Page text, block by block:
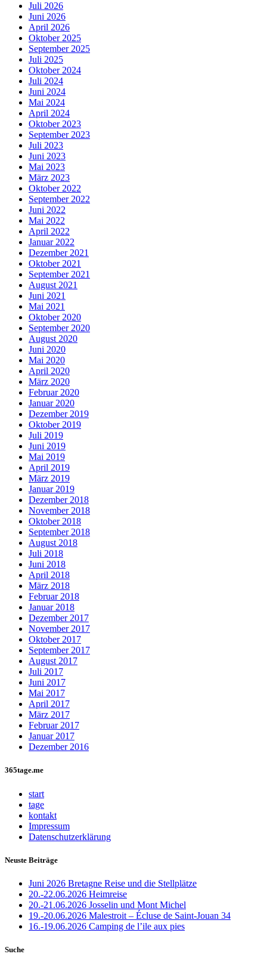
Juli 2026
Juni 2026
April 2026
Oktober 2025
September 2025
Juli 2025
Oktober 2024
Juli 2024
Juni 2024
Mai 2024
April 2024
Oktober 2023
September 2023
Juli 2023
Juni 2023
Mai 2023
März 2023
Oktober 2022
September 2022
Juni 2022
Mai 2022
April 2022
Januar 2022
Dezember 2021
Oktober 2021
September 2021
August 2021
Juni 2021
Mai 2021
Oktober 2020
September 2020
August 2020
Juni 2020
Mai 2020
April 2020
März 2020
Februar 2020
Januar 2020
Dezember 2019
Oktober 2019
Juli 2019
Juni 2019
Mai 2019
April 2019
März 2019
Januar 2019
Dezember 2018
November 2018
Oktober 2018
September 2018
August 2018
Juli 2018
Juni 2018
April 2018
März 2018
Februar 2018
Januar 2018
Dezember 2017
November 2017
Oktober 2017
September 2017
August 2017
Juli 2017
Juni 2017
Mai 2017
April 2017
März 2017
Februar 2017
Januar 2017
Dezember 2016
365tage.me
start
tage
kontakt
Impressum
Datenschutzerklärung
Neuste Beiträge
Juni 2026 Bretagne Reise und die Stellplätze
20.-22.06.2026 Heimreise
20.-21.06.2026 Josselin und Mont Michel
19.-20.06.2026 Malestroit – Écluse de Saint-Jouan 34
16.-19.06.2026 Camping de l’ile aux pies
Suche